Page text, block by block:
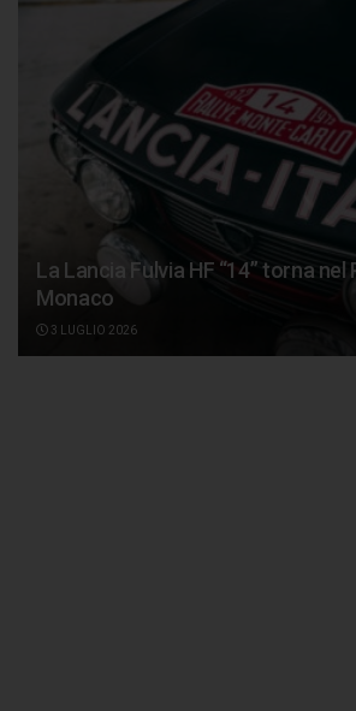
La Lancia Fulvia HF “14” torna
Monaco
3 LUGLIO 2026